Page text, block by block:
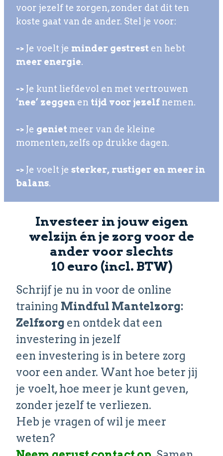
voor jezelf te zorgen, zonder dat dit ten
koste gaat van de ander. Stel je voor:
-> Je voelt je minder gestrest en hebt
meer energie.
-> Je kunt liefdevol en met vertrouwen
‘nee’ zeggen en tijd voor jezelf nemen.
-> Je geniet meer van de kleine
momenten, zelfs op drukke dagen.
-> Je voelt je sterker, rustiger en meer in
balans.
Investeer in jouw eigen
welzijn én je zorg voor de
ander voor slechts
10 euro (incl. BTW)
Schrijf je nu in voor de online
training Mindful Mantelzorg:
Zelfzorg en ontdek dat een
investering in jezelf
een investering is in betere zorg
voor een ander. Want hoe beter jij
je voelt, hoe meer je kunt geven,
zonder jezelf te verliezen.
Heb je vragen of wil je meer
weten?